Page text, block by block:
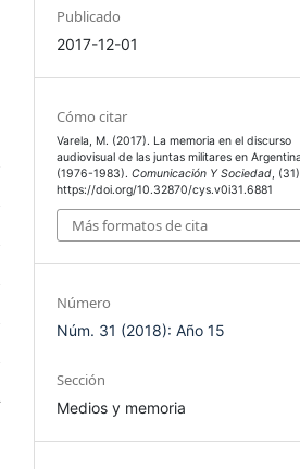
Publicado
2017-12-01
Cómo citar
Varela, M. (2017). La memoria en el discurso
audiovisual de las juntas militares en
(1976-1983).Comunicación Y Sociedad,
https://doi.org/10.32870/cys.v0i31.6881
Más formatos de cita
Número
Núm. 31 (2018): Año 15
Sección
Medios y memoria